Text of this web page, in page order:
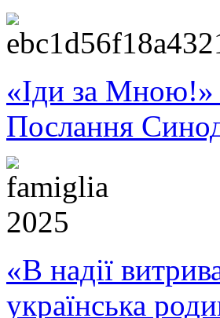
«Іди за
Послання
«В надії
українська